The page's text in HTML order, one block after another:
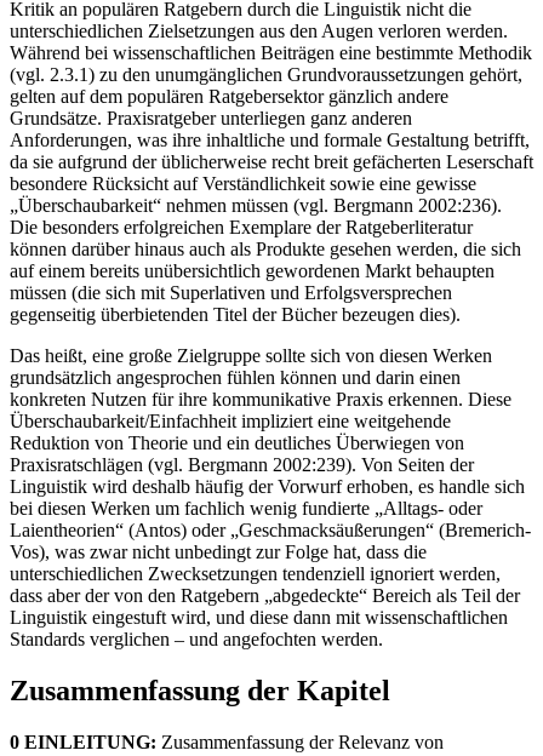
Kritik an populären Ratgebern durch die Linguistik nicht die
unterschiedlichen Zielsetzungen aus den Augen verloren werden.
Während bei wissenschaftlichen Beiträgen eine bestimmte Methodik
(vgl. 2.3.1) zu den unumgänglichen Grundvoraussetzungen gehört,
gelten auf dem populären Ratgebersektor gänzlich andere
Grundsätze. Praxisratgeber unterliegen ganz anderen
Anforderungen, was ihre inhaltliche und formale Gestaltung betrifft,
da sie aufgrund der üblicherweise recht breit gefächerten Leserschaft
besondere Rücksicht auf Verständlichkeit sowie eine gewisse
„Überschaubarkeit“ nehmen müssen (vgl. Bergmann 2002:236).
Die besonders erfolgreichen Exemplare der Ratgeberliteratur
können darüber hinaus auch als Produkte gesehen werden, die sich
auf einem bereits unübersichtlich gewordenen Markt behaupten
müssen (die sich mit Superlativen und Erfolgsversprechen
gegenseitig überbietenden Titel der Bücher bezeugen dies).
Das heißt, eine große Zielgruppe sollte sich von diesen Werken
grundsätzlich angesprochen fühlen können und darin einen
konkreten Nutzen für ihre kommunikative Praxis erkennen. Diese
Überschaubarkeit/Einfachheit impliziert eine weitgehende
Reduktion von Theorie und ein deutliches Überwiegen von
Praxisratschlägen (vgl. Bergmann 2002:239). Von Seiten der
Linguistik wird deshalb häufig der Vorwurf erhoben, es handle sich
bei diesen Werken um fachlich wenig fundierte „Alltags- oder
Laientheorien“ (Antos) oder „Geschmacksäußerungen“ (Bremerich-
Vos), was zwar nicht unbedingt zur Folge hat, dass die
unterschiedlichen Zwecksetzungen tendenziell ignoriert werden,
dass aber der von den Ratgebern „abgedeckte“ Bereich als Teil der
Linguistik eingestuft wird, und diese dann mit wissenschaftlichen
Standards verglichen – und angefochten werden.
Zusammenfassung der Kapitel
0 EINLEITUNG: Zusammenfassung der Relevanz von